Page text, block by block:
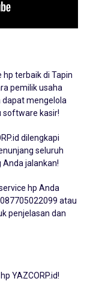
hp terbaik di Tapin
pemilik usaha
dapat mengelola
software kasir!
dilengkapi
seluruh
jalankan!
hp Anda
087705022099 atau
penjelasan dan
YAZCORP.id!